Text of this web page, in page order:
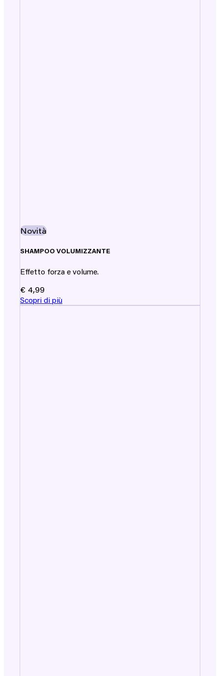
Novità
SHAMPOO VOLUMIZZANTE
Effetto forza e volume.
€ 4,99
Scopri di più